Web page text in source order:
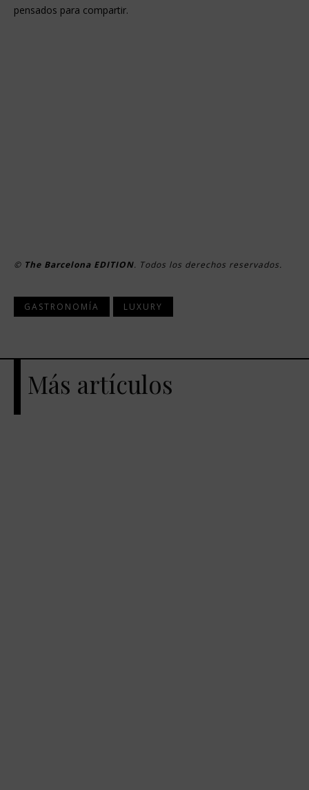
pensados para compartir.
© The Barcelona EDITION. Todos los derechos reservados.
GASTRONOMÍA LUXURY
Más artículos